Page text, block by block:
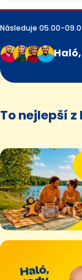
Následuje 05.00-
To nejlepší